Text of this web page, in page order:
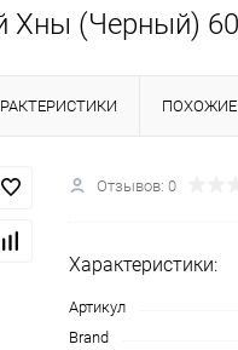
Хны (Черный)
Отзывов: 0
Характеристики:
Артикул
Brand